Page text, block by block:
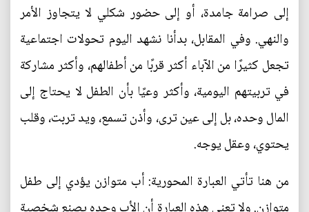
إلى صرامة جامدة، أو إلى حضور شكلي لا يتجاوز الأمر
والنهي. وفي المقابل، بدأنا نشهد اليوم تحولات اجتماعية
تجعل كثيرًا من الآباء أكثر قربًا من أطفالهم، وأكثر مشاركة
في تربيتهم اليومية، وأكثر وعيًا بأن الطفل لا يحتاج إلى
المال وحده، بل إلى عين ترى، وأذن تسمع، ويد تربت، وقلب
يحتوي، وعقل يوجه.
من هنا تأتي العبارة المحورية: أب متوازن يؤدي إلى طفل